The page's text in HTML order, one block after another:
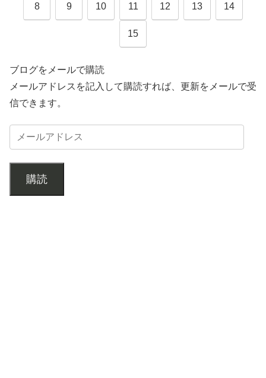
8 9 10 11 12 13 14
15
ブログをメールで購読
メールアドレスを記入して購読すれば、更新をメールで受
信できます。
購読